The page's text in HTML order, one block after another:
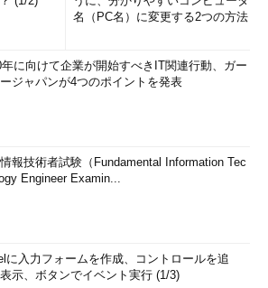
名（PC名）に変更する2つの方法
年に向けて企業が開始すべきIT関連行動、ガー
ージャパンが4つのポイントを発表
報技術者試験（Fundamental Information Tec
Engineer Examin...
に入力フォームを作成、コントロールを追
示、ボタンでイベント実行 (1/3)